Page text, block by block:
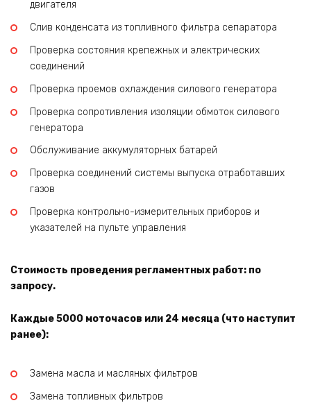
двигателя
Слив конденсата из топливного фильтра сепаратора
Проверка состояния крепежных и электрических
соединений
Проверка проемов охлаждения силового генератора
Проверка сопротивления изоляции обмоток силового
генератора
Обслуживание аккумуляторных батарей
Проверка соединений системы выпуска отработавших
газов
Проверка контрольно-измерительных приборов и
указателей на пульте управления
Стоимость проведения регламентных работ: по
запросу.
Каждые 5000 моточасов или 24 месяца (что наступит
ранее):
Замена масла и масляных фильтров
Замена топливных фильтров